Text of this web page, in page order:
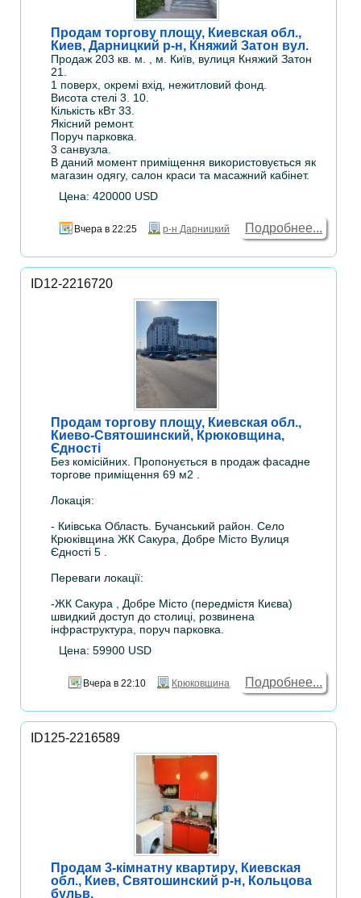
Продам торгову площу, Киевская обл.,
Киев, Дарницкий р-н, Княжий Затон вул.
Продаж 203 кв. м. , м. Київ, вулиця Княжий Затон
21.
1 поверх, окремі вхід, нежитловий фонд.
Висота стелі 3. 10.
Кількість кВт 33.
Якісний ремонт.
Поруч парковка.
3 санвузла.
В даний момент приміщення використовується як
магазин одягу, салон краси та масажний кабінет.
Цена: 420000 USD
Вчера в 22:25 р-н Дарницкий Подробнее...
ID12-2216720
Продам торгову площу, Киевская обл.,
Киево-Святошинский, Крюковщина,
Єдностi
Без комісійних. Пропонується в продаж фасадне
торгове приміщення 69 м2 .
Локація:
- Киiвська Область. Бучанський район. Село
Крюківщина ЖК Сакура, Добре Місто Вулиця
Єдностi 5 .
Переваги локації:
-ЖК Сакура , Добре Місто (передмістя Києва)
швидкий доступ до столиці, розвинена
інфраструктура, поруч парковка.
Цена: 59900 USD
Вчера в 22:10 Крюковщина Подробнее...
ID125-2216589
Продам 3-кімнатну квартиру, Киевская
обл., Киев, Святошинский р-н, Кольцова
бульв.